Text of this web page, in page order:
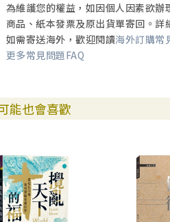
為維護您的權益，如因個人因素欲
商品、紙本發票及原出貨單寄回。詳
如需寄送海外，歡迎閱讀海外訂購常
更多常見問題FAQ
能也會喜歡